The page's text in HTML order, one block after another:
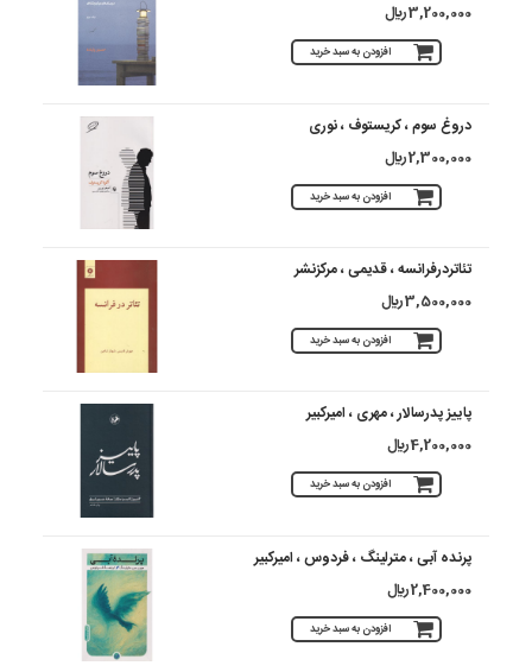
3,200,000 ريال
افزودن به سبد خرید
دروغ سوم ، کریستوف ، نوری
2,300,000 ريال
افزودن به سبد خرید
تئاتردرفرانسه‏ ، قدیمی ، مرکزنشر
3,500,000 ريال
افزودن به سبد خرید
پاییز پدرسالار ، مهری ، امیرکبیر
4,200,000 ريال
افزودن به سبد خرید
پرنده آبی ، مترلینگ ، فردوس ، امیرکبیر
2,400,000 ريال
افزودن به سبد خرید